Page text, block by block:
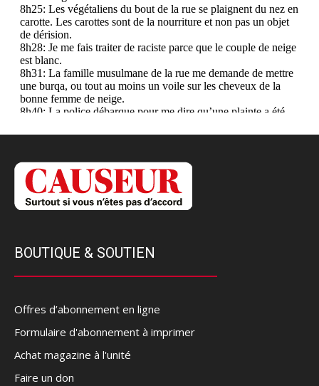
BOUTIQUE & SOUTIEN
Offres d’abonnement en ligne
Formulaire d'abonnement à imprimer
Achat magazine à l'unité
Faire un don